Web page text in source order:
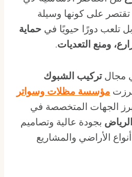
على كونها وسيلة
تلعب دورًا حيويًا في حماية
ومنع التعديات.
مجالتركيب الشبوك
مؤسسة مظلات وسواتر
الجهات المتخصصة في
بجودة عالية وتصاميم
الأراضي والمشاريع